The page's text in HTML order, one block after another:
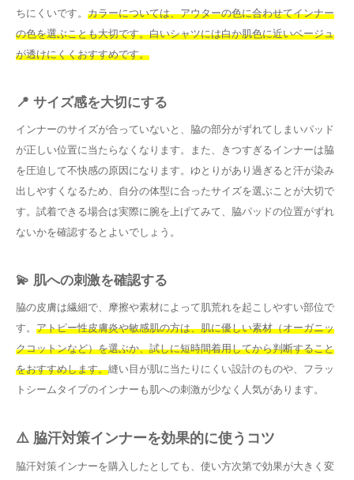
ちにくいです。 カラーについては、アウターの色に合わせてインナー
の色を選ぶことも大切です。白いシャツには白か肌色に近いベージュ
が透けにくくおすすめです。
📍 サイズ感を大切にする
インナーのサイズが合っていないと、脇の部分がずれてしまいパッド
が正しい位置に当たらなくなります。また、きつすぎるインナーは脇
を圧迫して不快感の原因になります。ゆとりがあり過ぎると汗が染み
出しやすくなるため、自分の体型に合ったサイズを選ぶことが大切で
す。試着できる場合は実際に腕を上げてみて、脇パッドの位置がずれ
ないかを確認するとよいでしょう。
💫 肌への刺激を確認する
脇の皮膚は繊細で、摩擦や素材によって肌荒れを起こしやすい部位で
す。 アトピー性皮膚炎や敏感肌の方は、肌に優しい素材（オーガニッ
クコットンなど）を選ぶか、試しに短時間着用してから判断すること
をおすすめします。縫い目が肌に当たりにくい設計のものや、フラッ
トシームタイプのインナーも肌への刺激が少なく人気があります。
⚠️ 脇汗対策インナーを効果的に使うコツ
脇汗対策インナーを購入したとしても、使い方次第で効果が大きく変